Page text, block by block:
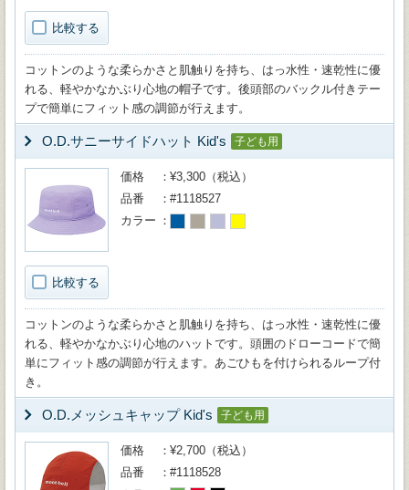
比較する
コットンのような柔らかさと肌触りを持ち、はっ水性・速乾性に優
れる、軽やかなかぶり心地の帽子です。後頭部のバックル付きテー
プで簡単にフィット感の調節が行えます。
O.D.サニーサイドハット Kid's 子ども用
比較する
価格
¥3,300（税込）
品番
#1118527
カラー
コットンのような柔らかさと肌触りを持ち、はっ水性・速乾性に優
れる、軽やかなかぶり心地のハットです。頭囲のドローコードで簡
単にフィット感の調節が行えます。あごひもを付けられるループ付
き。
O.D.メッシュキャップ Kid's 子ども用
価格
¥2,700（税込）
品番
#1118528